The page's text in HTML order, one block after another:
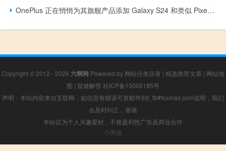
OnePlus 正在悄悄为其旗舰产品添加 Galaxy S24 和类似 Pixel 的 AI 功能
Copyright © 2012 - 2026 六啊网 Powered by 网站分类目录 | 精选推荐文章 | 网站地
图 | 疑难解答 桂ICP备15005185号
声明：本站内容来自互联网，如信息有错误可发邮件到f_fb#foxmail.com说明，我们
会及时纠正，谢谢
本站仅为个人兴趣爱好，不接盈利性广告及商业合作
小男孩